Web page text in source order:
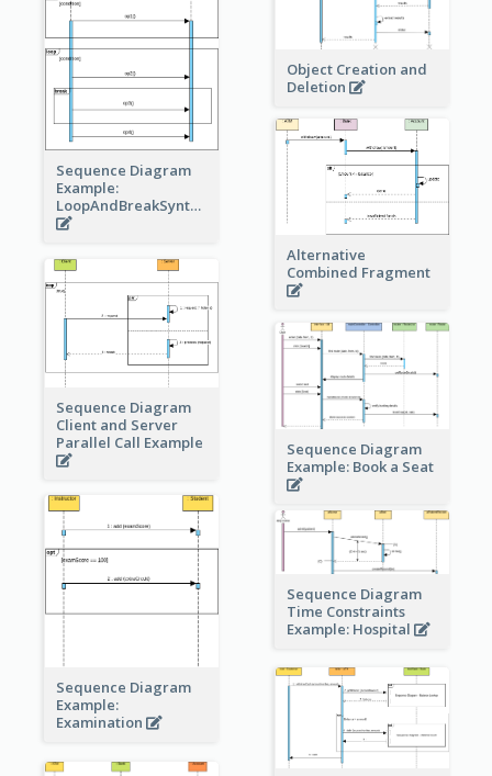
Object Creation and
Deletion
Sequence Diagram
Example:
LoopAndBreakSyntax
Alternative
Combined Fragment
Sequence Diagram
Client and Server
Parallel Call Example
Sequence Diagram
Example: Book a Seat
Sequence Diagram
Example:
Examination
Sequence Diagram
Time Constraints
Example: Hospital